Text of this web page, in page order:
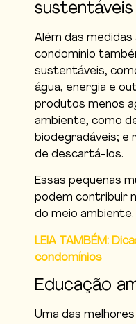
sustentáveis
Além das
condomínio
sustentáveis,
água, energia e
produtos menos
ambiente, como
biodegradáveis; e
de descartá-los.
Essas pequenas
podem contribuir
do meio ambiente.
LEIA TAMBÉM:
condomínios
Educação
Uma das